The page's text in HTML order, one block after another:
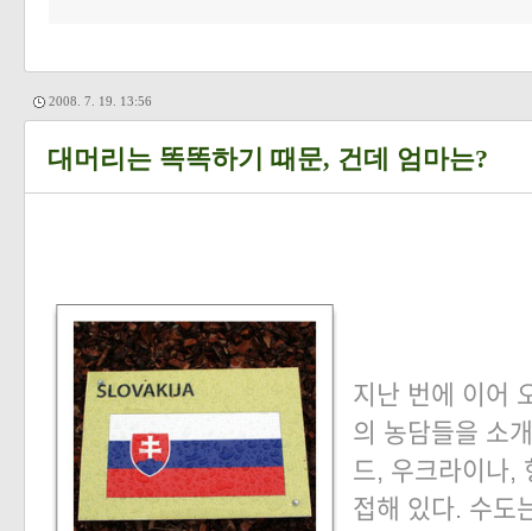
2008. 7. 19. 13:56
대머리는 똑똑하기 때문, 건데 엄마는?
지난 번에 이어
의 농담들을 소
드, 우크라이나,
접해 있다. 수도